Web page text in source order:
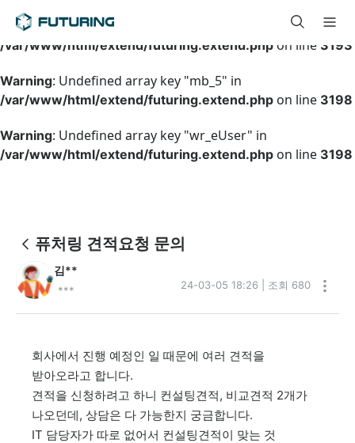
Warning: Undefined array key "mb_level" in
/var/www/html/extend/futuring.extend.php on line 3193
Warning: Undefined array key "mb_5" in
/var/www/html/extend/futuring.extend.php on line 3198
Warning: Undefined array key "wr_eUser" in
/var/www/html/extend/futuring.extend.php on line 3198
퓨처링 견적요청 문의
김**
*** 24-03-05 18:26 | 조회 680
회사에서 진행 예정인 일 때문에 여러 견적을
받아오라고 합니다.
견적을 신청하려고 하니 컨설팅견적, 비교견적 2개가
나오던데, 상담은 다 가능한지 궁금합니다.
IT 담당자가 따로 없어서 컨설팅견적이 맞는 것